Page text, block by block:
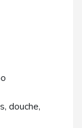
douche,